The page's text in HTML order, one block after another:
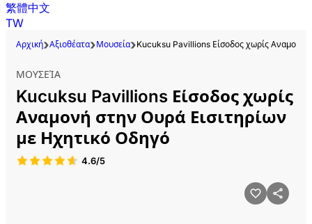
繁體中文
TW
Αρχική Αξιοθέατα Μουσεία Kucuksu Pavillions Είσοδος χωρίς Αναμονή
ΜΟΥΣΕΊΑ
Kucuksu Pavillions Είσοδος χωρίς
Αναμονή στην Ουρά Εισιτηρίων
με Ηχητικό Οδηγό
4.6/5